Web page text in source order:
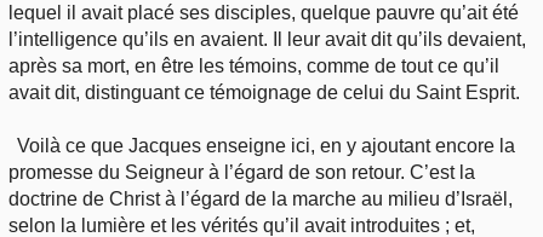
lequel il avait placé ses disciples, quelque pauvre qu’ait été
l’intelligence qu’ils en avaient. Il leur avait dit qu’ils devaient,
après sa mort, en être les témoins, comme de tout ce qu’il
avait dit, distinguant ce témoignage de celui du Saint Esprit.
Voilà ce que Jacques enseigne ici, en y ajoutant encore la
promesse du Seigneur à l’égard de son retour. C’est la
doctrine de Christ à l’égard de la marche au milieu d’Israël,
selon la lumière et les vérités qu’il avait introduites ; et,